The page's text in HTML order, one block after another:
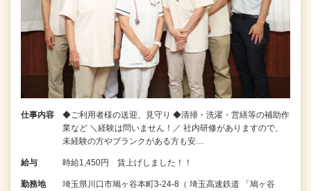
仕事内容
◆ご利用者様の送迎、見守り ◆清掃・洗濯・営繕等の補助作
業など ＼経験は問いません！／ 社内研修がありますので、
未経験の方やブランクがある方も安…
給与 時給1,450円 賃上げしました！！
勤務地
埼玉県川口市鳩ヶ谷本町3-24-8（ 埼玉高速鉄道 「鳩ヶ谷